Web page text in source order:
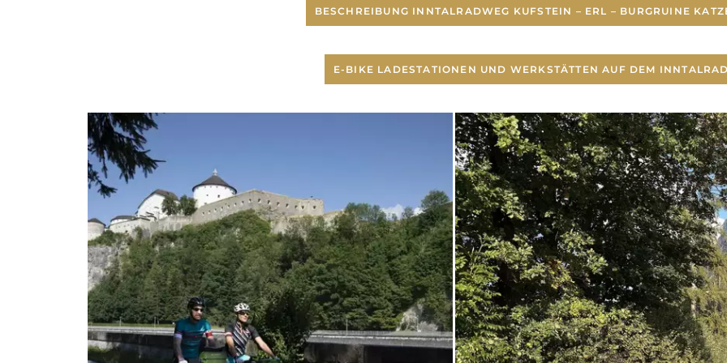
BESCHREIBUNG INNTALRADWEG KUFSTEIN – ERL – BURGRUINE
E-BIKE LADESTATIONEN UND WERKSTÄTTEN AUF DEM